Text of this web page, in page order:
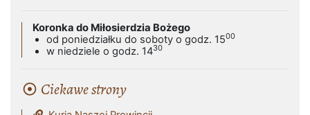
Koronka do Miłosierdzia Bożego
od poniedziałku do soboty o godz. 1500
w niedziele o godz. 1430
Ciekawe strony